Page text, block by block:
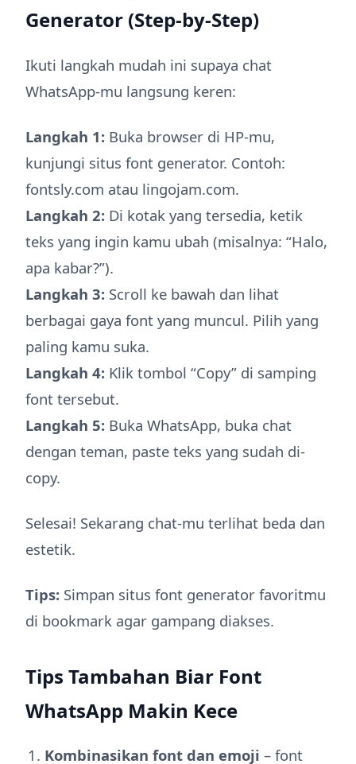
Generator (Step-by-Step)
Ikuti langkah mudah ini supaya chat
WhatsApp-mu langsung keren:
Langkah 1: Buka browser di HP-mu,
kunjungi situs font generator. Contoh:
fontsly.com atau lingojam.com.
Langkah 2: Di kotak yang tersedia, ketik
teks yang ingin kamu ubah (misalnya: “Halo,
apa kabar?”).
Langkah 3: Scroll ke bawah dan lihat
berbagai gaya font yang muncul. Pilih yang
paling kamu suka.
Langkah 4: Klik tombol “Copy” di samping
font tersebut.
Langkah 5: Buka WhatsApp, buka chat
dengan teman, paste teks yang sudah di-
copy.
Selesai! Sekarang chat-mu terlihat beda dan
estetik.
Tips: Simpan situs font generator favoritmu
di bookmark agar gampang diakses.
Tips Tambahan Biar Font
WhatsApp Makin Kece
Kombinasikan font dan emoji – font